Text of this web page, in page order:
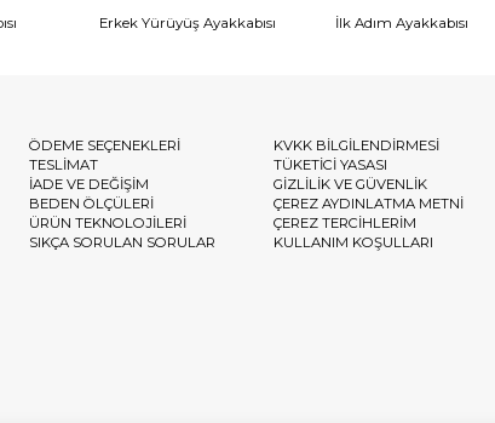
Erkek Yürüyüş Ayakkabısı
İlk Adım Ayakkabısı
ÖDEME SEÇENEKLERİ
TESLİMAT
İADE VE DEĞİŞİM
BEDEN ÖLÇÜLERİ
ÜRÜN TEKNOLOJİLERİ
SIKÇA SORULAN SORULAR
KVKK BİLGİLENDİRMESİ
TÜKETİCİ YASASI
GİZLİLİK VE GÜVENLİK
ÇEREZ AYDINLATMA METNİ
ÇEREZ TERCİHLERİM
KULLANIM KOŞULLARI